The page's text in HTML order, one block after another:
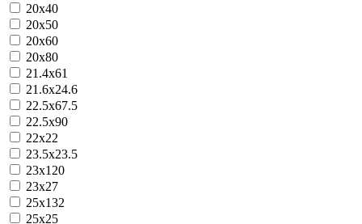
20х40
20х50
20х60
20х80
21.4х61
21.6х24.6
22.5х67.5
22.5х90
22х22
23.5х23.5
23х120
23х27
25х132
25х25